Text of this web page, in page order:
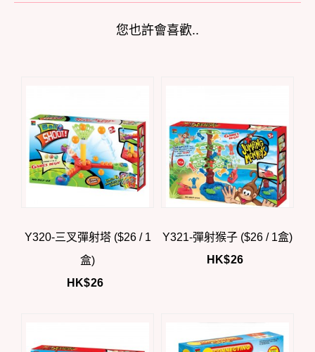
您也許會喜歡..
Y320-三叉彈射塔 ($26 / 1
盒)
HK$26
Y321-彈射猴子 ($26 / 1盒)
HK$26